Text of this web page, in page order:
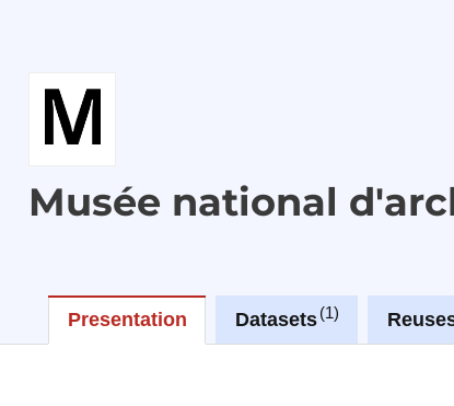
Musée national
Presentation Datasets 1